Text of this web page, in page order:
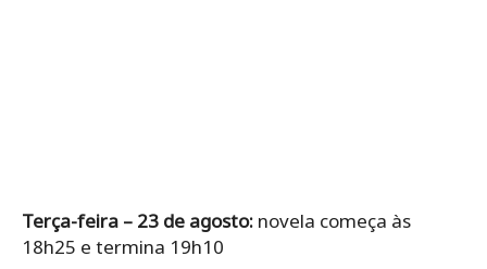
Terça-feira – 23 de agosto: novela começa às
18h25 e termina 19h10